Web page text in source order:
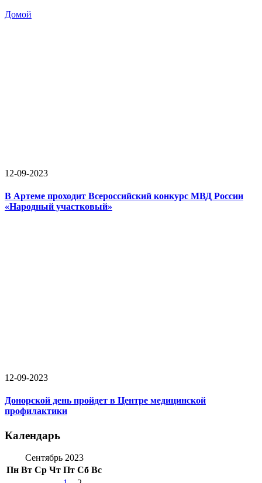
Домой
12-09-2023
В Артеме проходит Всероссийский конкурс МВД России
«Народный участковый»
12-09-2023
Донорской день пройдет в Центре медицинской
профилактики
Календарь
Сентябрь 2023
Пн Вт Ср Чт Пт Сб Вс